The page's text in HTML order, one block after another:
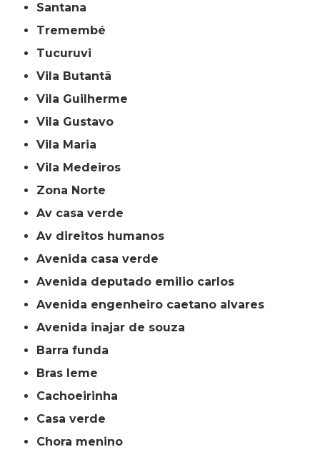
Santana
Tremembé
Tucuruvi
Vila Butantã
Vila Guilherme
Vila Gustavo
Vila Maria
Vila Medeiros
Zona Norte
av casa verde
av direitos humanos
avenida casa verde
avenida deputado emilio carlos
avenida engenheiro caetano alvares
avenida inajar de souza
barra funda
bras leme
cachoeirinha
casa verde
chora menino